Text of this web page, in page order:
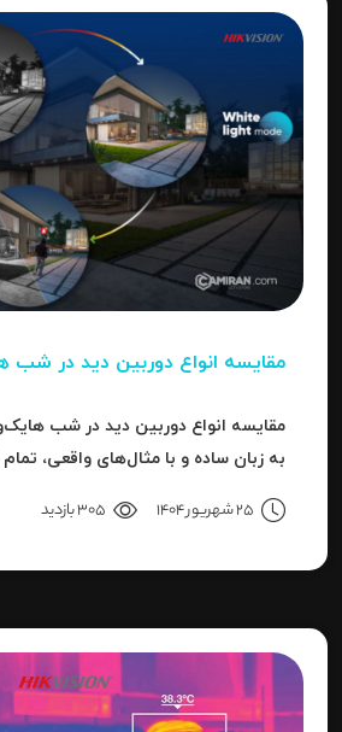
مقایسه انواع دوربین دید در شب
مقایسه انواع دوربین دید در شب
به زبان ساده و با مثال‌های واقعی،
25 شهریور 1404 305 بازدید